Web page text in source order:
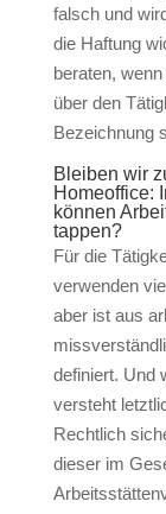
falsch und
die Haftung
beraten,
über den
Bezeichnung
Bleiben wir
Homeoffice:
können
tappen?
Für die
verwenden
aber ist aus
definiert. Und
versteht
Rechtlich
dieser im